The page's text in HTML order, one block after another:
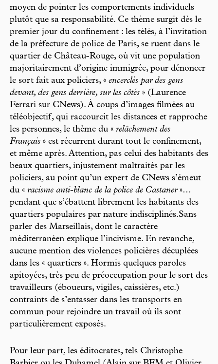
moyen de pointer les comportements individuels
plutôt que sa responsabilité. Ce thème surgit dès le
premier jour du confinement : les télés, à l’invitation
de la préfecture de police de Paris, se ruent dans le
quartier de Château-Rouge, où vit une population
majoritairement d’origine immigrée, pour dénoncer
le sort fait aux policiers, « encerclés par des gens
devant, des gens derrière, sur les côtés » (Laurence
Ferrari sur CNews). À coups d’images filmées au
téléobjectif, qui raccourcit les distances et rapproche
les personnes, le thème du « relâchement des
Français » est récurrent durant tout le confinement,
et même après. Attention, pas celui des habitants des
beaux quartiers, injustement maltraités par les
policiers, au point qu’un expert de CNews s’émeut
du « racisme anti-blanc de la police de Castaner»…
pendant que s’ébattent librement les habitants des
quartiers populaires par nature indisciplinés.Sans
parler des Marseillais, dont le caractère
méditerranéen explique l’incivisme. En revanche,
aucune mention des violences policières décuplées
dans les « quartiers ». Hormis quelques paroles
apitoyées, très peu de préoccupation pour le sort des
travailleurs (éboueurs, vigiles, caissières, etc.)
contraints de s’entasser dans les transports en
commun pour rejoindre un travail où ils sont
particulièrement exposés.
Pour leur part, les éditocrates, tels Christophe